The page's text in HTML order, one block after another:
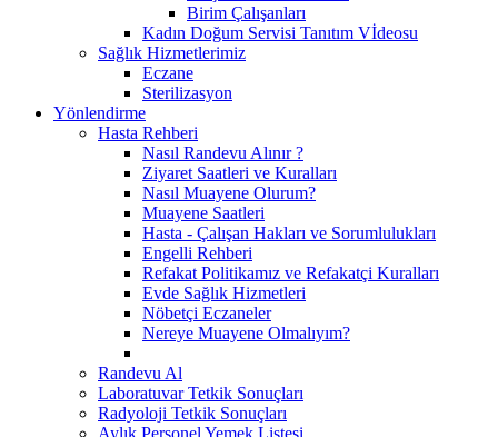
Birim Çalışanları
Kadın Doğum Servisi Tanıtım Vİdeosu
Sağlık Hizmetlerimiz
Eczane
Sterilizasyon
Yönlendirme
Hasta Rehberi
Nasıl Randevu Alınır ?
Ziyaret Saatleri ve Kuralları
Nasıl Muayene Olurum?
Muayene Saatleri
Hasta - Çalışan Hakları ve Sorumlulukları
Engelli Rehberi
Refakat Politikamız ve Refakatçi Kuralları
Evde Sağlık Hizmetleri
Nöbetçi Eczaneler
Nereye Muayene Olmalıyım?
Randevu Al
Laboratuvar Tetkik Sonuçları
Radyoloji Tetkik Sonuçları
Aylık Personel Yemek Listesi